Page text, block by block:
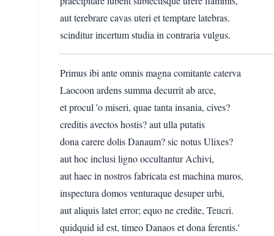
aut terebrare cavas uteri et temptare latebras.
scinditur incertum studia in contraria vulgus.
Primus ibi ante omnis magna comitante caterva
Laocoon ardens summa decurrit ab arce,
et procul 'o miseri, quae tanta insania, cives?
creditis avectos hostis? aut ulla putatis
dona carere dolis Danaum? sic notus Ulixes?
aut hoc inclusi ligno occultantur Achivi,
aut haec in nostros fabricata est machina muros,
inspectura domos venturaque desuper urbi,
aut aliquis latet error; equo ne credite, Teucri.
quidquid id est, timeo Danaos et dona ferentis.'